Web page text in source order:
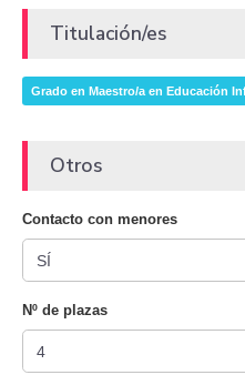
Titulación/es
Grado en Maestro/a en Educación
Otros
Contacto con menores
Nº de plazas